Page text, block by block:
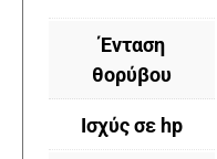
Ένταση
θορύβου
Ισχύς σε hp